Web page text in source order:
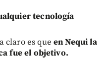
tecnología
claro es que en Nequi la
fue el objetivo.